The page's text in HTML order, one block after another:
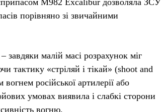
порівняно зі звичайними
завдяки малій масі розрахунок міг
тактику «стріляй і тікай» (shoot and
російської артилерії або
умовах виявила і слабкі сторони
вогню.